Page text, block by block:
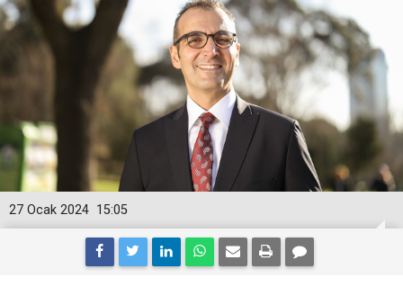
15:05
27 Ocak 2024